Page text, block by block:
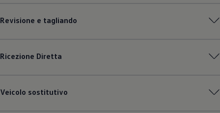
Revisione e tagliando
Ricezione Diretta
Veicolo sostitutivo